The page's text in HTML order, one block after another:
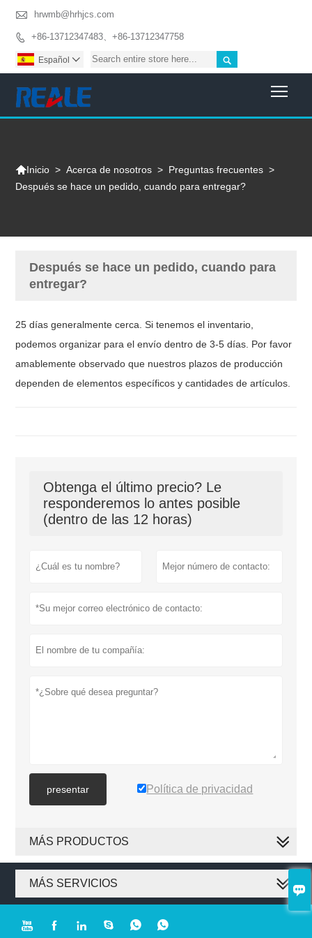

 hrwmb@hrhjcs.com
 +86-13712347483、+86-13712347758

Español 
Inicio > Acerca de nosotros > Preguntas frecuentes >
Después se hace un pedido, cuando para entregar?
Después se hace un pedido, cuando para
entregar?
25 días generalmente cerca. Si tenemos el inventario,
podemos organizar para el envío dentro de 3-5 días. Por favor
amablemente observado que nuestros plazos de producción
dependen de elementos específicos y cantidades de artículos.
Obtenga el último precio? Le
responderemos lo antes posible
(dentro de las 12 horas)
presentar Política de privacidad
MÁS PRODUCTOS
MÁS SERVICIOS
     